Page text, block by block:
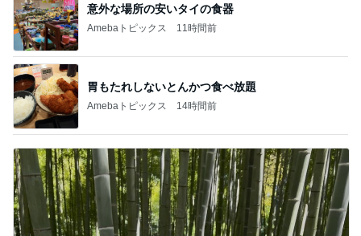
意外な場所の安いタイの食器
Amebaトピックス 11時間前
胃もたれしないとんかつ食べ放題
Amebaトピックス 14時間前